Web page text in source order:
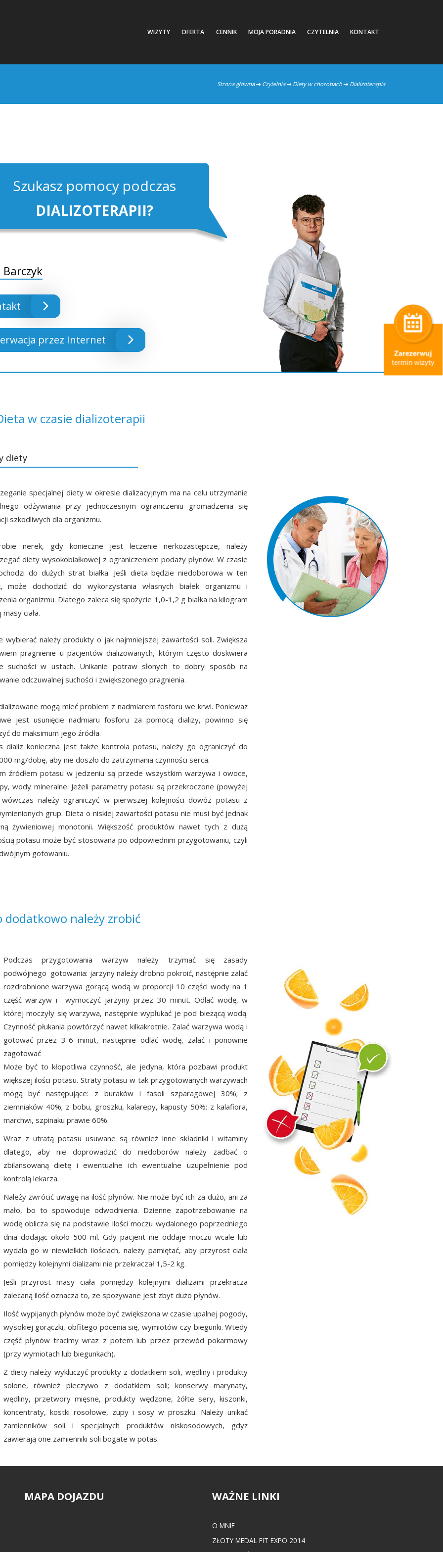
WIZYTY OFERTA CENNIK MOJA PORADNIA CZYTELNIA KONTAKT
Strona główna Czytelnia Diety w chorobach Dializoterapia
Szukasz pomocy podczas
DIALIZOTERAPII?
przez Internet
w czasie dializoterapii
diety
specjalnej diety w okresie dializacyjnym ma na celu utrzymanie
odżywiania przy jednoczesnym ograniczeniu gromadzenia się
szkodliwych dla organizmu.
nerek, gdy konieczne jest leczenie nerkozastępcze, należy
diety wysokobiałkowej z ograniczeniem podaży płynów. W czasie
do dużych strat białka. Jeśli dieta będzie niedoborowa w ten
może dochodzić do wykorzystania własnych białek organizmu i
organizmu. Dlatego zaleca się spożycie 1,0-1,2 g białka na kilogram
ciała.
wybierać należy produkty o jak najmniejszej zawartości soli. Zwiększa
pragnienie u pacjentów dializowanych, którym często doskwiera
suchości w ustach. Unikanie potraw słonych to dobry sposób na
odczuwalnej suchości i zwiększonego pragnienia.
mogą mieć problem z nadmiarem fosforu we krwi. Ponieważ
jest usunięcie nadmiaru fosforu za pomocą dializy, powinno się
do maksimum jego źródła.
dializ konieczna jest także kontrola potasu, należy go ograniczyć do
mg/dobę, aby nie doszło do zatrzymania czynności serca.
źródłem potasu w jedzeniu są przede wszystkim warzywa i owoce,
wody mineralne. Jeżeli parametry potasu są przekroczone (powyżej
należy ograniczyć w pierwszej kolejności dowóz potasu z
grup. Dieta o niskiej zawartości potasu nie musi być jednak
żywieniowej monotonii. Większość produktów nawet tych z dużą
potasu może być stosowana po odpowiednim przygotowaniu, czyli
gotowaniu.
dodatkowo należy zrobić
Podczas przygotowania warzyw należy trzymać się zasady
podwójnego gotowania: jarzyny należy drobno pokroić, następnie zalać
rozdrobnione warzywa gorącą wodą w proporcji 10 części wody na 1
część warzyw i wymoczyć jarzyny przez 30 minut. Odlać wodę, w
której moczyły się warzywa, następnie wypłukać je pod bieżącą wodą.
Czynność płukania powtórzyć nawet kilkakrotnie. Zalać warzywa wodą i
gotować przez 3-6 minut, następnie odlać wodę, zalać i ponownie
zagotować
Może być to kłopotliwa czynność, ale jedyna, która pozbawi produkt
większej ilości potasu. Straty potasu w tak przygotowanych warzywach
mogą być następujące: z buraków i fasoli szparagowej 30%; z
ziemniaków 40%; z bobu, groszku, kalarepy, kapusty 50%; z kalafiora,
marchwi, szpinaku prawie 60%.
Wraz z utratą potasu usuwane są również inne składniki i witaminy
dlatego, aby nie doprowadzić do niedoborów należy zadbać o
zbilansowaną dietę i ewentualne ich ewentualne uzupełnienie pod
kontrolą lekarza.
Należy zwrócić uwagę na ilość płynów. Nie może być ich za dużo, ani za
mało, bo to spowoduje odwodnienia. Dzienne zapotrzebowanie na
wodę oblicza się na podstawie ilości moczu wydalonego poprzedniego
dnia dodając około 500 ml. Gdy pacjent nie oddaje moczu wcale lub
wydala go w niewielkich ilościach, należy pamiętać, aby przyrost ciała
pomiędzy kolejnymi dializami nie przekraczał 1,5-2 kg.
Jeśli przyrost masy ciała pomiędzy kolejnymi dializami przekracza
zalecaną ilość oznacza to, ze spożywane jest zbyt dużo płynów.
Ilość wypijanych płynów może być zwiększona w czasie upalnej pogody,
wysokiej gorączki, obfitego pocenia się, wymiotów czy biegunki. Wtedy
część płynów tracimy wraz z potem lub przez przewód pokarmowy
(przy wymiotach lub biegunkach).
Z diety należy wykluczyć produkty z dodatkiem soli, wędliny i produkty
solone, również pieczywo z dodatkiem soli; konserwy marynaty,
wędliny, przetwory mięsne, produkty wędzone, żółte sery, kiszonki,
koncentraty, kostki rosołowe, zupy i sosy w proszku. Należy unikać
zamienników soli i specjalnych produktów niskosodowych, gdyż
zawierają one zamienniki soli bogate w potas.
MAPA DOJAZDU WAŻNE LINKI
O MNIE
ZŁOTY MEDAL FIT EXPO 2014